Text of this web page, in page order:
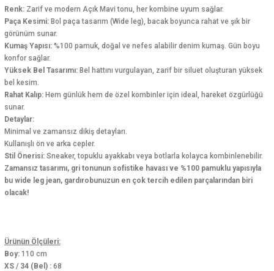
Renk:Zarif ve modern Açık Mavi tonu, her kombine uyum sağlar.
Paça Kesimi:Bol paça tasarım (Wide leg), bacak boyunca rahat ve şık bir
görünüm sunar.
Kumaş Yapısı:%100 pamuk, doğal ve nefes alabilir denim kumaş. Gün boyu
konfor sağlar.
Yüksek Bel Tasarımı:Bel hattını vurgulayan, zarif bir siluet oluşturan yüksek
bel kesim.
Rahat Kalıp:Hem günlük hem de özel kombinler için ideal, hareket özgürlüğü
sunar.
Detaylar:
Minimal ve zamansız dikiş detayları.
Kullanışlı ön ve arka cepler.
Stil Önerisi:Sneaker, topuklu ayakkabı veya botlarla kolayca kombinlenebilir.
Zamansız tasarımı, gri tonunun sofistike havası ve %100 pamuklu yapısıyla
bu wide leg jean, gardırobunuzun en çok tercih edilen parçalarından biri
olacak!
Ürünün Ölçüleri:
Boy: 110 cm
XS / 34 (Bel) :68